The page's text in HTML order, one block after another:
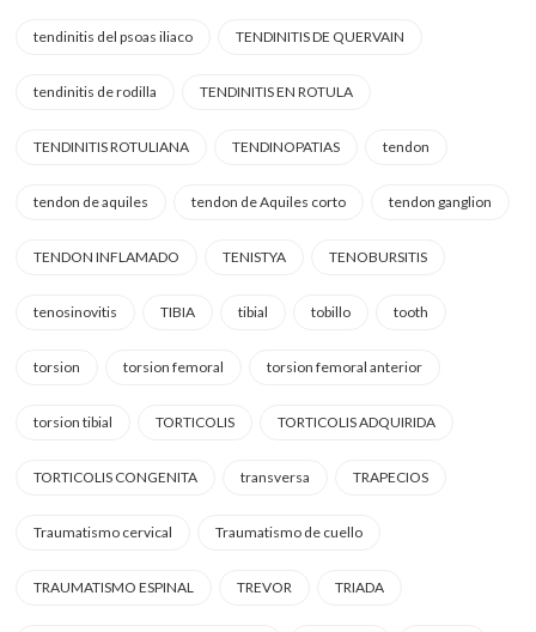
tendinitis del psoas iliaco TENDINITIS DE QUERVAIN
tendinitis de rodilla TENDINITIS EN ROTULA
TENDINITIS ROTULIANA TENDINOPATIAS tendon
tendon de aquiles tendon de Aquiles corto tendon ganglion
TENDON INFLAMADO TENISTYA TENOBURSITIS
tenosinovitis TIBIA tibial tobillo tooth
torsion torsion femoral torsion femoral anterior
torsion tibial TORTICOLIS TORTICOLIS ADQUIRIDA
TORTICOLIS CONGENITA transversa TRAPECIOS
Traumatismo cervical Traumatismo de cuello
TRAUMATISMO ESPINAL TREVOR TRIADA